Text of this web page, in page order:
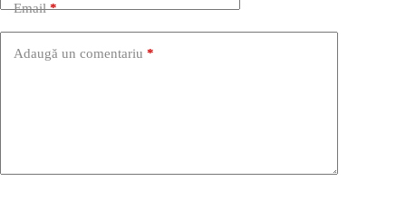
Email*
Adaugă un comentariu *